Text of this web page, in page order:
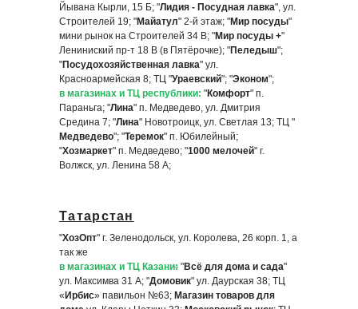
Йывана Кырли, 15 Б; "Лидия - Посудная лавка", ул.
Строителей 19; "Майатул" 2-й этаж; "Мир посуды"
мини рынок на Строителей 34 В; "Мир посуды +"
Лениниский пр-т 18 В (в Пятёрочке); "Пеледыш";
"Посудохозяйственная лавка" ул.
Красноармейская 8; ТЦ "Ураевский"; "Эконом";
в магазинах и ТЦ республики: "Комфорт" п.
Параньга; "Лина" п. Медведево, ул. Дмитрия
Средина 7; "Лина" Новотроицк, ул. Светлая 13; ТЦ "
Медведево"; "Теремок" п. Юбилейный;
"Хозмаркет" п. Медведево; "1000 мелочей" г.
Волжск, ул. Ленина 58 А;
Татарстан
"ХозОпт" г. Зеленодольск, ул. Королева, 26 корп. 1, а
так же
в магазинах и ТЦ Казани: "Всё для дома и сада"
ул. Максимва 31 А; "Домовик" ул. Даурская 38; ТЦ
« Ирбис» павильон №63; Магазин товаров для